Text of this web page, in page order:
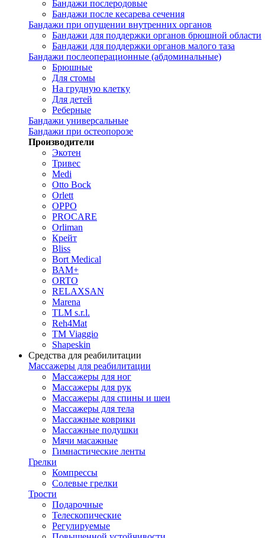
Бандажи послеродовые
Бандажи после кесарева сечения
Бандажи при опущении внутренних органов
Бандажи для поддержки органов брюшной области
Бандажи для поддержки органов малого таза
Бандажи послеоперационные (абдоминальные)
Брюшные
Для стомы
На грудную клетку
Для детей
Реберные
Бандажи универсальные
Бандажи при остеопорозе
Производители
Экотен
Тривес
Medi
Otto Bock
Orlett
OPPO
PROCARE
Orliman
Крейт
Bliss
Bort Medical
ВАМ+
ORTO
RELAXSAN
Marena
TLM s.r.l.
Reh4Mat
TM Viaggio
Shapeskin
Средства для реабилитации
Массажеры для реабилитации
Массажеры для ног
Массажеры для рук
Массажеры для спины и шеи
Массажеры для тела
Массажные коврики
Массажные подушки
Мячи масажные
Гимнастические ленты
Грелки
Компрессы
Солевые грелки
Трости
Подарочные
Телескопические
Регулируемые